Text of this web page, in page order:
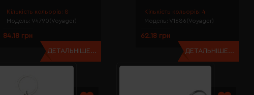
Кількість кольорів: 8
Модель: V4790(Voyager)
84.18 грн
ДЕТАЛЬНІШЕ...
Кількість кольорів: 4
Модель: V1686(Voyager)
62.18 грн
ДЕТАЛЬНІШЕ...